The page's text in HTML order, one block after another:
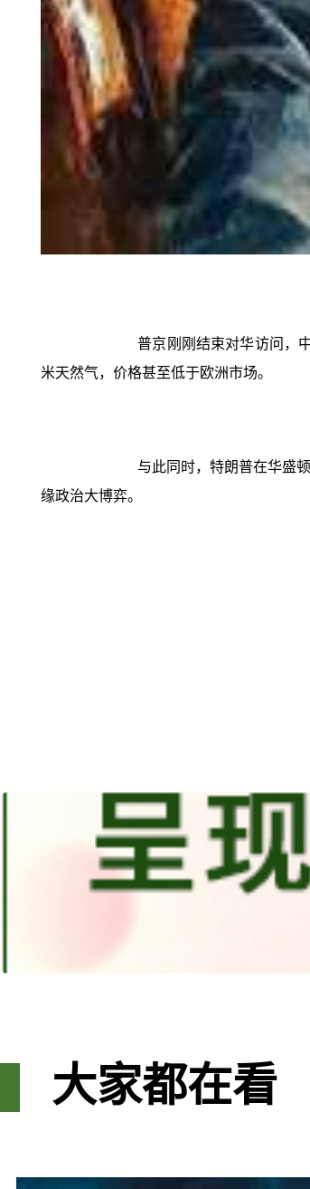
普京刚刚结束对华访问，
米天然气，价格甚至低于欧洲市场。
与此同时，特朗普在华盛
缘政治大博弈。
大家都在看